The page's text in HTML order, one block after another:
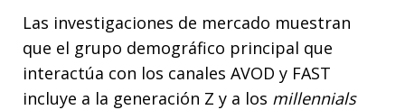
Las investigaciones de mercado muestran
que el grupo demográfico principal que
interactúa con los canales AVOD y FAST
incluye a la generación Z y a los millennials